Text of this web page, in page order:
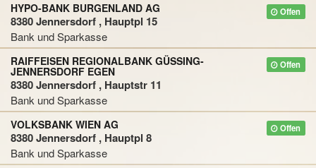
Offen
HYPO-BANK BURGENLAND AG
8380 Jennersdorf , Hauptpl 15
Bank und Sparkasse
Offen
RAIFFEISEN REGIONALBANK GÜSSING-
JENNERSDORF EGEN
8380 Jennersdorf , Hauptstr 11
Bank und Sparkasse
Offen
VOLKSBANK WIEN AG
8380 Jennersdorf , Hauptpl 8
Bank und Sparkasse